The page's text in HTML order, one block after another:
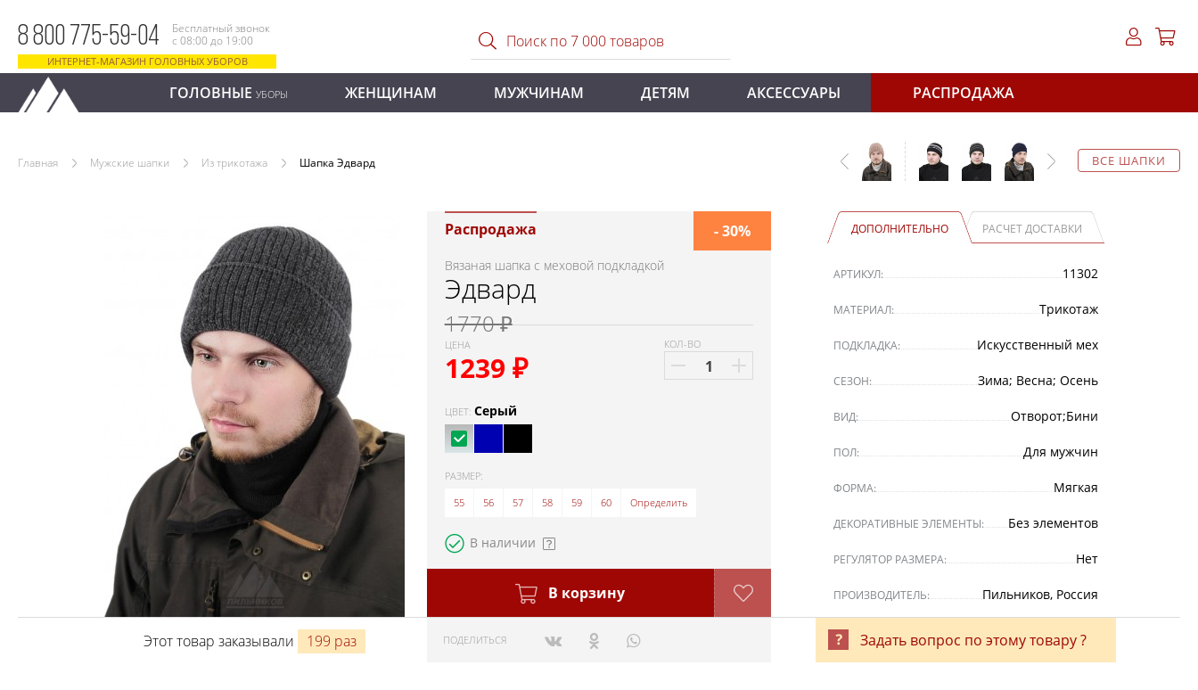
8 800 775-59-04
Бесплатный звонок
с 08:00 до 19:00
ИНТЕРНЕТ-МАГАЗИН ГОЛОВНЫХ УБОРОВ
ГОЛОВНЫЕ УБОРЫ ЖЕНЩИНАМ МУЖЧИНАМ ДЕТЯМ АКСЕССУАРЫ РАСПРОДАЖА
ВСЕ ШАПКИ
Главная Мужские шапки Из трикотажа Шапка Эдвард
Распродажа
Вязаная шапка с меховой подкладкой
Эдвард
1770 ₽
ЦЕНА
1239 ₽
- 30%
КОЛ-ВО
ЦВЕТ: Серый
РАЗМЕР:
55
56 57 58 59 60 Определить
В наличии
В корзину
ПОДЕЛИТЬСЯ
ДОПОЛНИТЕЛЬНО РАСЧЕТ ДОСТАВКИ
АРТИКУЛ: 11302
МАТЕРИАЛ: Трикотаж
ПОДКЛАДКА: Искусственный мех
СЕЗОН: Зима; Весна; Осень
ВИД: Отворот;Бини
ПОЛ: Для мужчин
ФОРМА: Мягкая
ДЕКОРАТИВНЫЕ ЭЛЕМЕНТЫ: Без элементов
РЕГУЛЯТОР РАЗМЕРА: Нет
ПРОИЗВОДИТЕЛЬ: Пильников, Россия
Этот товар заказывали 199 раз Задать вопрос по этому товару ?